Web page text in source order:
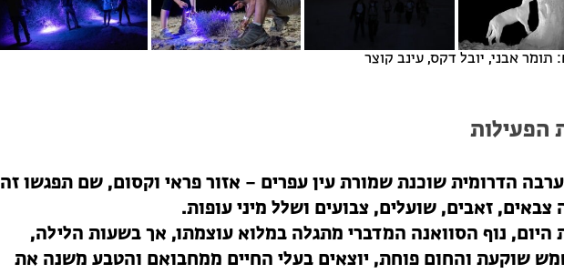
תומר אבני, יובל דקס, עינב קוצר
הפעילות
הדרומית שוכנת שמורת עין עפרים – אזור פראי וקסום, שם תפגשו זה
צבאים, זאבים, שועלים, צבועים ושלל מיני עופות.
היום, נוף הסוואנה המדברי מתגלה במלוא עוצמתו, אך בשעות הלילה,
שוקעת והחום פוחת, יוצאים בעלי החיים ממחבואם והטבע משנה את